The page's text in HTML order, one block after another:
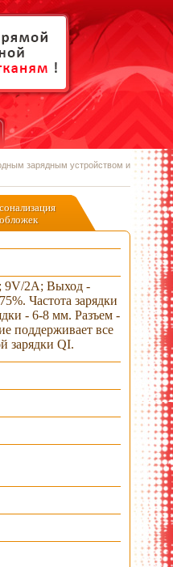
зарядным устройством и
обложек
9V/2A; Выход -
Частота зарядки
- 6-8 мм. Разъем -
поддерживает все
зарядки QI.